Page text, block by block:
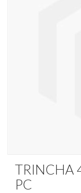
TRINCHA
PC